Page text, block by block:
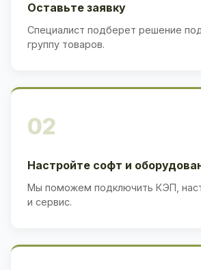
Оставьте заявку
Специалист подберет решение
группу товаров.
02
Настройте софт и
Мы поможем подключить КЭП,
и сервис.